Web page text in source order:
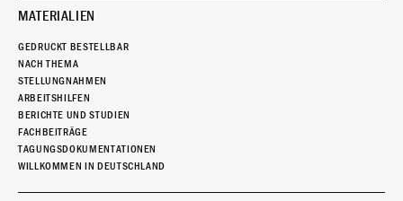
MATERIALIEN
GEDRUCKT BESTELLBAR
NACH THEMA
STELLUNGNAHMEN
ARBEITSHILFEN
BERICHTE UND STUDIEN
FACHBEITRÄGE
TAGUNGSDOKUMENTATIONEN
WILLKOMMEN IN DEUTSCHLAND